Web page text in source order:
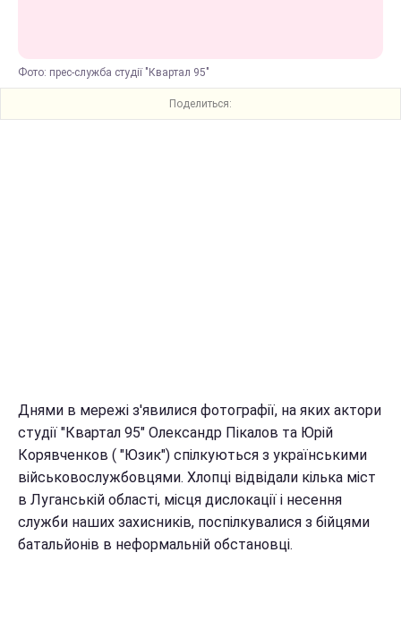
Фото: прес-служба студії "Квартал 95"
Поделиться:
Днями в мережі з'явилися фотографії, на яких актори
студії "Квартал 95" Олександр Пікалов та Юрій
Корявченков ( "Юзик") спілкуються з українськими
військовослужбовцями. Хлопці відвідали кілька міст
в Луганській області, місця дислокації і несення
служби наших захисників, поспілкувалися з бійцями
батальйонів в неформальній обстановці.